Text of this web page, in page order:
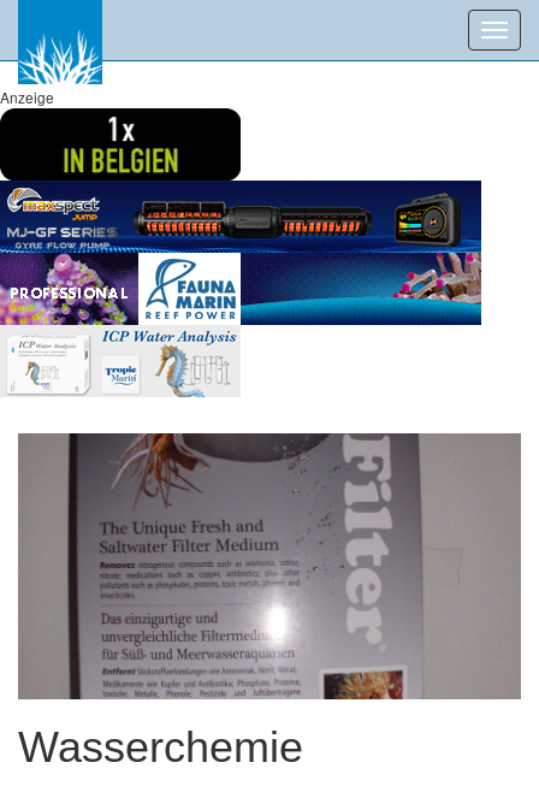
Anzeige
Wasserchemie